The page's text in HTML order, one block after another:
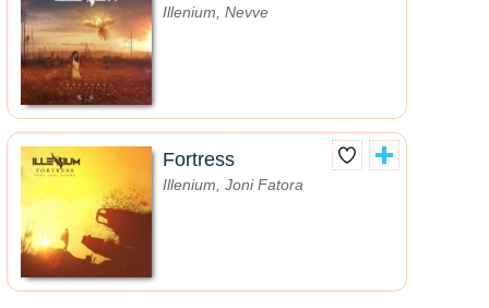
Illenium, Nevve
Fortress
Illenium, Joni Fatora